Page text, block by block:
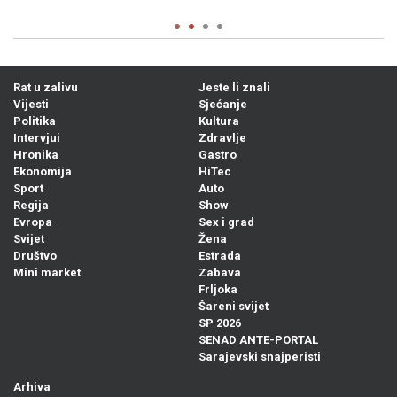
Rat u zalivu
Vijesti
Politika
Intervjui
Hronika
Ekonomija
Sport
Regija
Evropa
Svijet
Društvo
Mini market
Jeste li znali
Sjećanje
Kultura
Zdravlje
Gastro
HiTec
Auto
Show
Sex i grad
Žena
Estrada
Zabava
Frljoka
Šareni svijet
SP 2026
SENAD ANTE-PORTAL
Sarajevski snajperisti
Arhiva